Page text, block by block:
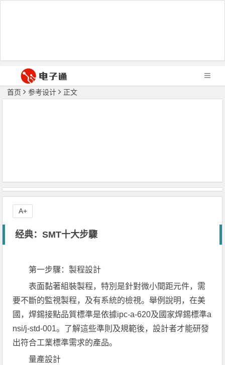
首页 参考设计 正文
经典：SMT十大步驟
第一步驟：製程設計
表面黏著組裝製程，特別是針對微小間距元件，需
要不斷的監視製程，及有系統的檢視。舉例說明，在美
國，焊錫接點品質標準是依據ipc-a-620及國家焊錫標準a
nsi/j-std-001。了解這些準則及規範後，設計者才能研發
出符合工業標準需求的產品。
量產設計
A+